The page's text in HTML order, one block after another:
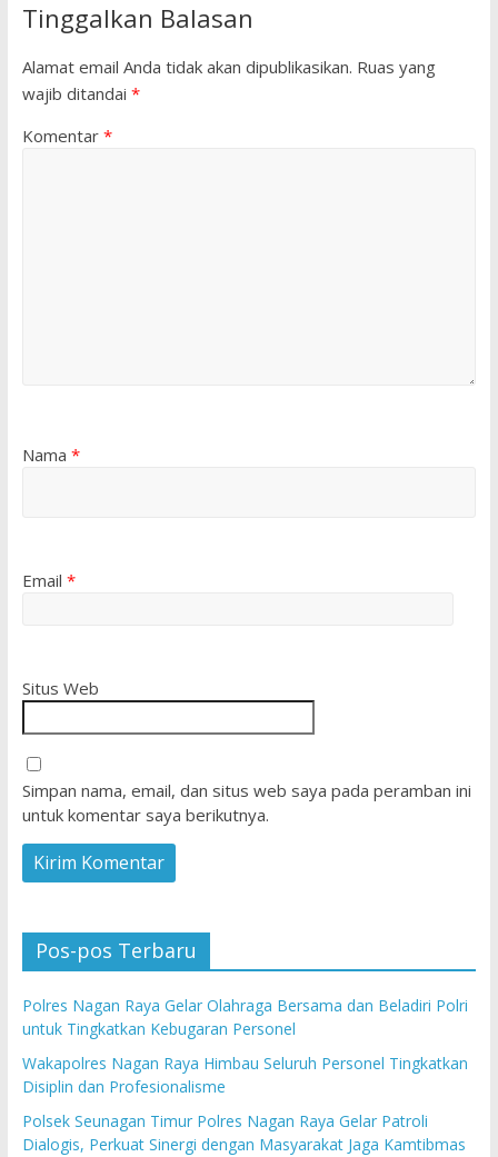
Tinggalkan Balasan
Alamat email Anda tidak akan dipublikasikan. Ruas yang
wajib ditandai *
Komentar *
Nama *
Email *
Situs Web
Simpan nama, email, dan situs web saya pada peramban ini
untuk komentar saya berikutnya.
Pos-pos Terbaru
Polres Nagan Raya Gelar Olahraga Bersama dan Beladiri Polri
untuk Tingkatkan Kebugaran Personel
Wakapolres Nagan Raya Himbau Seluruh Personel Tingkatkan
Disiplin dan Profesionalisme
Polsek Seunagan Timur Polres Nagan Raya Gelar Patroli
Dialogis, Perkuat Sinergi dengan Masyarakat Jaga Kamtibmas